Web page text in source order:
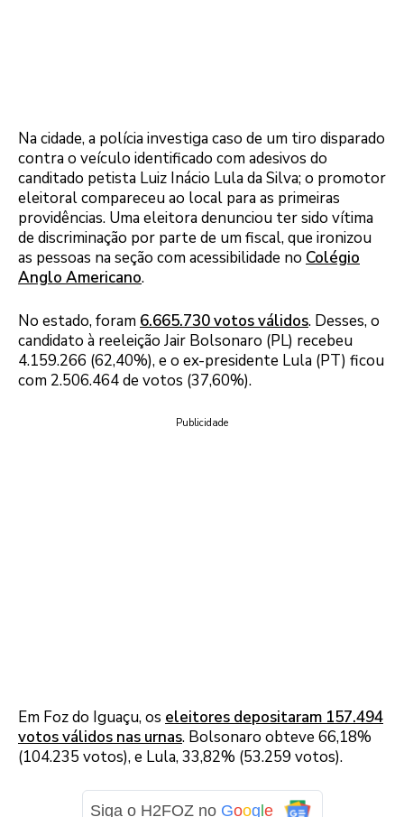
Na cidade, a polícia investiga caso de um tiro disparado
contra o veículo identificado com adesivos do
canditado petista Luiz Inácio Lula da Silva; o promotor
eleitoral compareceu ao local para as primeiras
providências. Uma eleitora denunciou ter sido vítima
de discriminação por parte de um fiscal, que ironizou
as pessoas na seção com acessibilidade no Colégio
Anglo Americano.
No estado, foram 6.665.730 votos válidos. Desses, o
candidato à reeleição Jair Bolsonaro (PL) recebeu
4.159.266 (62,40%), e o ex-presidente Lula (PT) ficou
com 2.506.464 de votos (37,60%).
Publicidade
Em Foz do Iguaçu, os eleitores depositaram 157.494
votos válidos nas urnas. Bolsonaro obteve 66,18%
(104.235 votos), e Lula, 33,82% (53.259 votos).
Siga o H2FOZ no Goog e